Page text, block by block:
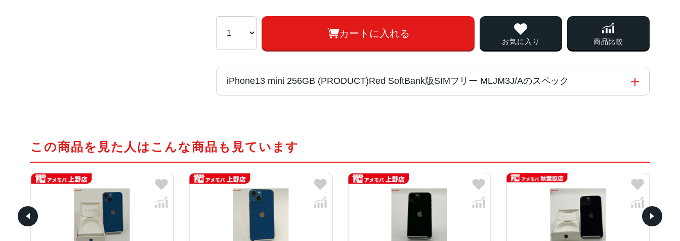
カートに入れる
お気に入り 商品比較
iPhone13 mini 256GB (PRODUCT)Red SoftBank版SIMフリー MLJM3J/Aのスペック
カラー (PRODUCT)RED 、スターライト、ミッドナイト、ブルー、ピンク、グリーン
容量 128GB、256GB、512GB
サイズ・重さ 131.5×64.2×7.65mm ・140g
この商品を見た人はこんな商品も見ています